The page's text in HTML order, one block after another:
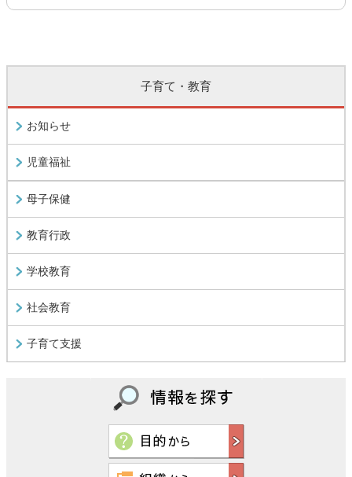
子育て・教育
お知らせ
児童福祉
母子保健
教育行政
学校教育
社会教育
子育て支援